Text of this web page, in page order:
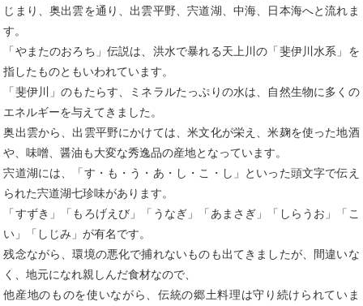
じまり、奥出雲を通り、出雲平野、宍道湖、中海、日本海へと流れま
す。
「やまたのおろち」伝説は、洪水で暴れる天上川の「斐伊川水系」を
指したものともいわれています。
「斐伊川」のもたらす、ミネラルたっぷりの水は、自然生物に多くの
エネルギーを与えてきました。
奥出雲から、出雲平野にかけては、米文化が栄え、米麹を使った地酒
や、味噌、醤油も大変な秀逸品の産地となっています。
宍道湖には、「す・も・う・あ・し・こ・し」といった頭文字で伝え
られた宍道湖七珍味があります。
「すずき」「もろげえび」「うなぎ」「あまさぎ」「しらうお」「こ
い」「しじみ」が有名です。
残念ながら、環境の悪化で捕れないものも出てきましたが、間違いな
く、地元になれ親しんだ食材なので、
他産地のものを使いながら、伝統の郷土料理は守り続けられていま